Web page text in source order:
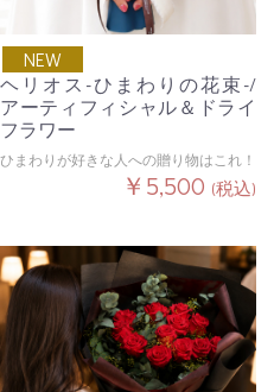
NEW
ヘリオス-ひまわりの花束-/
アーティフィシャル＆ドライ
フラワー
ひまわりが好きな人への贈り物はこれ！
￥5,500 (税込)